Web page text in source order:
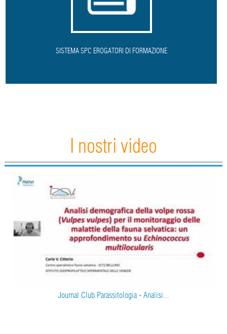
SISTEMA SPC EROGATORI DI FORMAZIONE
I nostri video
Journal Club Parassitologia - Analisi...